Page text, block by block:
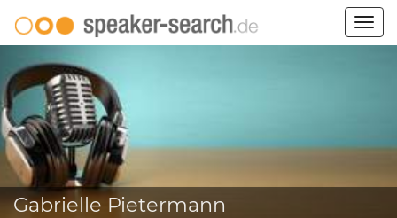
Gabrielle Pietermann